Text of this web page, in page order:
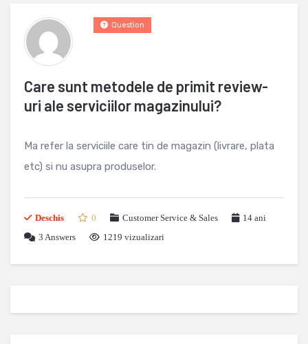
Care sunt metodele de primit review-
uri ale serviciilor magazinului?
Question
Ma refer la serviciile care tin de magazin (livrare, plata
etc) si nu asupra produselor.
Deschis 0 Customer Service & Sales
14 ani
3 Answers 1219 vizualizari